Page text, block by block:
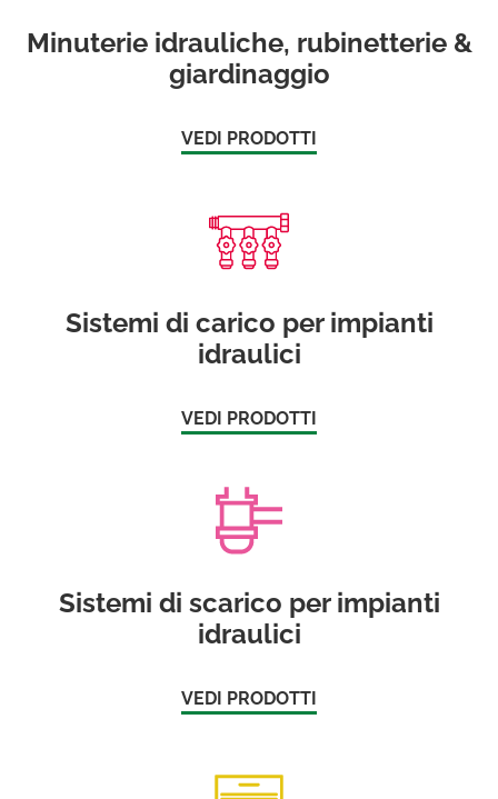
Minuterie idrauliche, rubinetterie &
giardinaggio
VEDI PRODOTTI
Sistemi di carico per impianti
idraulici
VEDI PRODOTTI
Sistemi di scarico per impianti
idraulici
VEDI PRODOTTI